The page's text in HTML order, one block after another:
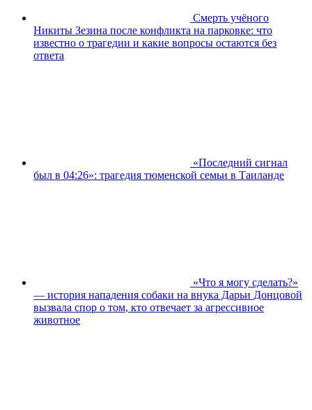
Смерть учёного
Никиты Зезина после конфликта на парковке: что
известно о трагедии и какие вопросы остаются без
ответа
«Последний сигнал
был в 04:26»: трагедия тюменской семьи в Таиланде
«Что я могу сделать?»
— история нападения собаки на внука Дарьи Донцовой
вызвала спор о том, кто отвечает за агрессивное
животное